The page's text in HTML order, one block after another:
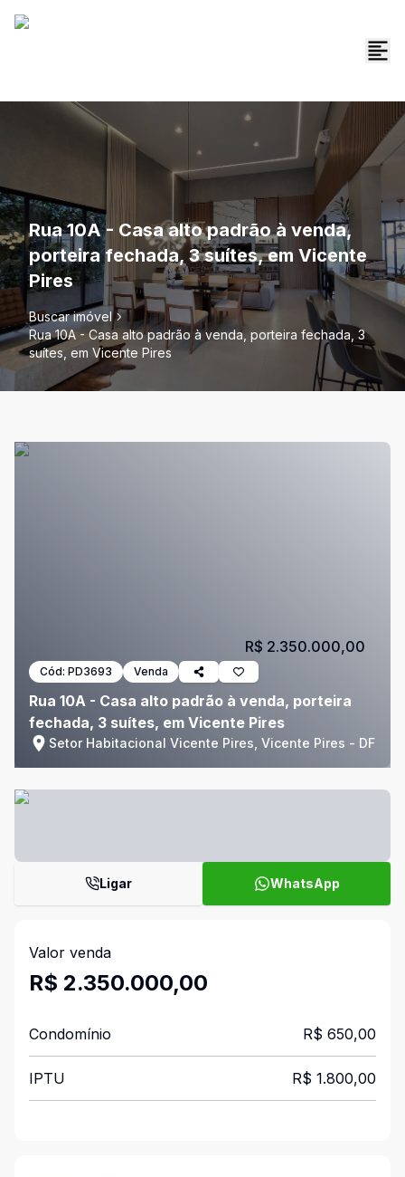
Rua 10A - Casa alto padrão à venda,
porteira fechada, 3 suítes, em Vicente
Pires
Buscar imóvel
Rua 10A - Casa alto padrão à venda, porteira fechada, 3
suítes, em Vicente Pires
Cód: PD3693 Venda
Rua 10A - Casa alto padrão à venda, porteira
fechada, 3 suítes, em Vicente Pires
Setor Habitacional Vicente Pires, Vicente Pires - DF
R$ 2.350.000,00
Ligar WhatsApp
Valor venda
R$ 2.350.000,00
Condomínio R$ 650,00
IPTU R$ 1.800,00